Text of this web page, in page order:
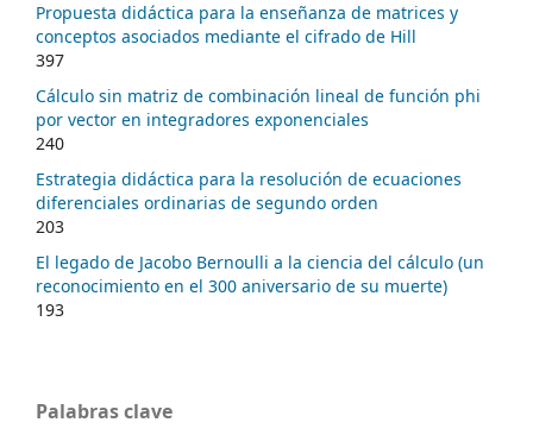
Propuesta didáctica para la enseñanza de matrices y
conceptos asociados mediante el cifrado de Hill
397
Cálculo sin matriz de combinación lineal de función phi
por vector en integradores exponenciales
240
Estrategia didáctica para la resolución de ecuaciones
diferenciales ordinarias de segundo orden
203
El legado de Jacobo Bernoulli a la ciencia del cálculo (un
reconocimiento en el 300 aniversario de su muerte)
193
Palabras clave